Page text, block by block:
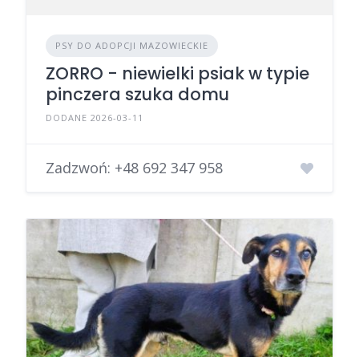
PSY DO ADOPCJI MAZOWIECKIE
ZORRO - niewielki psiak w typie
pinczera szuka domu
DODANE 2026-03-11
Zadzwoń: +48 692 347 958